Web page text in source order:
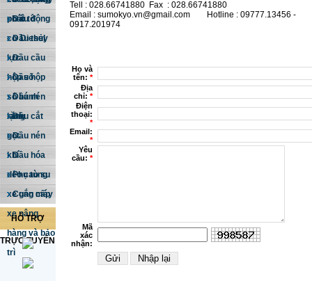
phát
cơ ô tô
Dầu động
cơ Diesel
Dầu thủy
lực
Dầu cầu
hộp số
Dầu hộp
số bánh
răng
Dầu nén
lạnh
Dầu cắt
gọt
Dầu nén
khí
Dầu hóa
dẻo cao su
Phụ tùng
xe gắn máy
Cung cấp
xe nâng
hàng và bảo
trì
HỖ TRỢ
TRỰC TUYẾN
Tell : 028.66741880 Fax : 028.66741880
Email : sumokyo.vn@gmail.com Hotline : 09777.13456 -
0917.201974
Họ và
tên: *
Địa
chỉ: *
Điện
thoại:
*
Email:
*
Yêu
cầu: *
Mã
xác
nhận: